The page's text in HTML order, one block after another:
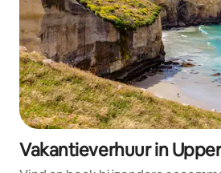
Vakantieverhuur in